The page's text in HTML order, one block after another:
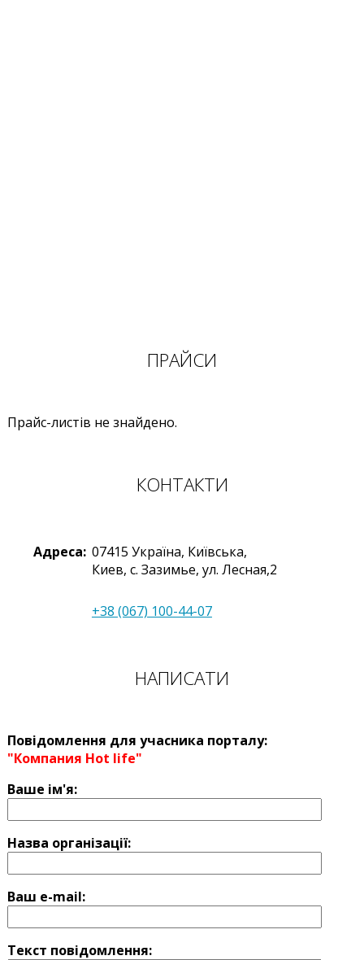
ПРАЙСИ
Прайс-листів не знайдено.
КОНТАКТИ
Адреса: 07415 Україна, Київська,
Киев, с. Зазимье, ул. Лесная,2
+38 (067) 100-44-07
НАПИСАТИ
Повідомлення для учасника порталу:
"Компания Hot life"
Ваше ім'я:
Назва оргaнізації:
Ваш e-mail:
Текст повідомлення: